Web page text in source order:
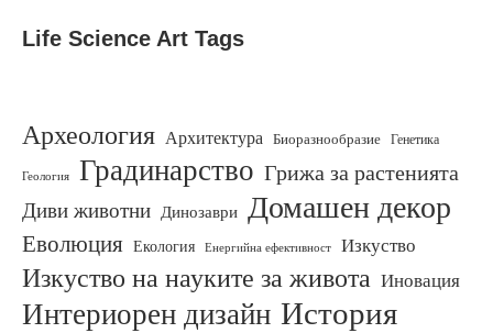
Life Science Art Tags
Археология Архитектура Биоразнообразие Генетика
Геология Градинарство Грижа за растенията
Диви животни Динозаври Домашен декор
Еволюция Екология Енергийна ефективност Изкуство
Изкуство на науките за живота Иновация
Интериорен дизайн История